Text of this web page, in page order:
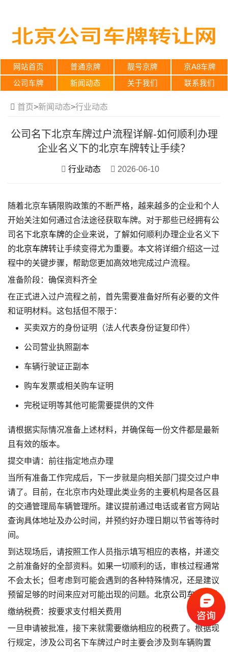
网站首页 普通京牌 靓号京牌
京A8车牌
公司车牌
新闻动态 关于我们 联系我们
首页>新闻动态>行业动态
公司名下北京车牌过户流程详解-如何顺利办理
企业名义下的北京车牌转让手续？
行业动态 2026-06-10
随着北京车辆限购政策的不断严格，越来越多的企业和个人
开始关注如何通过合法途径获取车牌。对于那些已经拥有公
司名下北京车牌的企业来说，了解如何顺利办理企业名义下
的北京车牌转让手续变得尤为重要。本文将详细介绍这一过
程中的关键步骤，帮助您更加高效地完成过户流程。
准备阶段：确保资料齐全
在正式进入过户流程之前，首先需要准备好所有必要的文件
和证明材料。这包括但不限于：
买卖双方的身份证明（法人代表身份证复印件）
公司营业执照副本
车辆行驶证正副本
购车发票或相关购车证明
完税证明等其他可能需要提供的文件
请根据实际情况准备上述材料，并确保每一份文件都是最新
且有效的版本。
提交申请：前往指定地点办理
当所有准备工作完成后，下一步就是向相关部门提交过户申
请了。目前，在北京市内处理此类业务的主要机构是各区县
的交通管理局车辆管理所。建议提前通过电话或者官方网站
查询具体地址及办公时间，并预约好办理日期以节省等待时
间。
到达现场后，请按照工作人员指示填写相应的表格，并递交
之前准备好的全部资料。如果一切顺利的话，审核过程通常
不会太长；但考虑到可能会遇到的各种特殊情况，还是建议
预留足够的时间来应对可能出现的问题。 北京公司车牌转让
缴纳税费：按要求支付相关费用
一旦申请被批准，接下来就需要缴纳相应的税费了。根据现
行规定，涉及公司名下车牌过户时主要会涉及到车辆购置